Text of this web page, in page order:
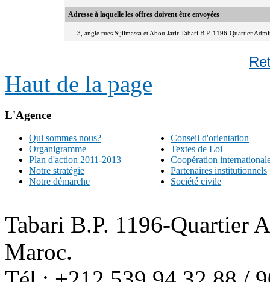
Adresse à laquelle les offres doivent être envoyées
3, angle rues Sijilmassa et Abou Jarir Tabari B.P. 1196-Quartier
Haut de la page
L'Agence
Qui sommes nous?
Organigramme
Plan d'action 2011-2013
Notre stratégie
Notre démarche
Conseil d'orientation
Textes de Loi
Coopération
Partenaires institutionnels
Société civile
Tabari B.P. 1196-Quartier
Maroc.